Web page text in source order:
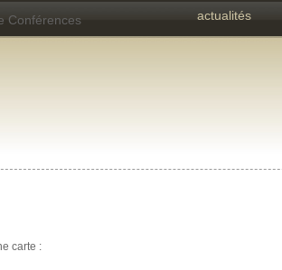
Conférences actualités
carte :